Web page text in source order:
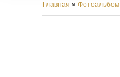
Главная » Фотоальбом